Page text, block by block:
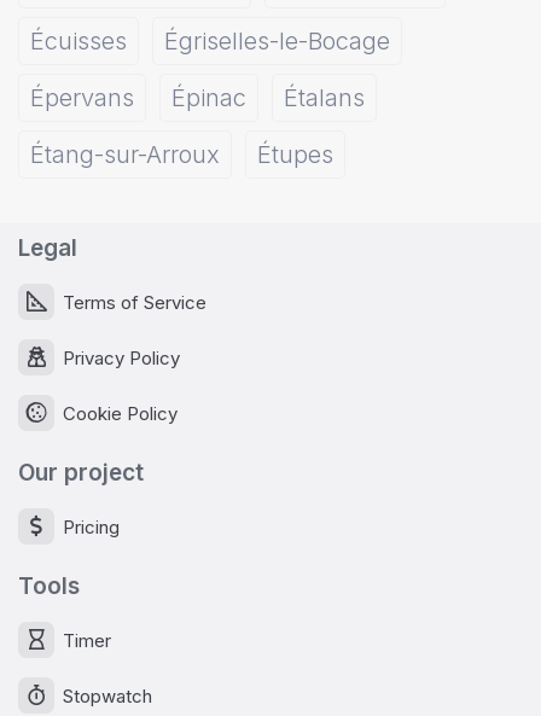
Écuisses
Égriselles-le-Bocage
Épervans
Épinac
Étalans
Étang-sur-Arroux
Étupes
Legal
Terms of Service
Privacy Policy
Cookie Policy
Our project
Pricing
Tools
Timer
Stopwatch